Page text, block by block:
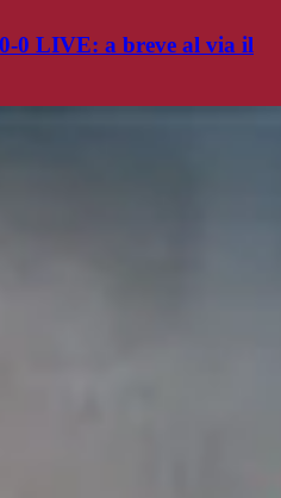
0 LIVE: a breve al via il